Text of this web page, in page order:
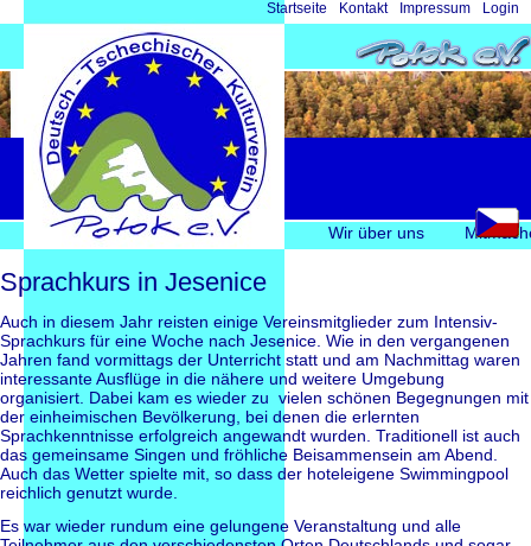
Navigation
überspringen
Wir über uns
Navigation
überspringen
Login
Impressum
Kontakt
Startseite
Sprachkurs in Jesenice
Auch in diesem Jahr reisten einige Vereinsmitglieder zum Intensiv-
Sprachkurs für eine Woche nach Jesenice. Wie in den vergangenen
Jahren fand vormittags der Unterricht statt und am Nachmittag waren
interessante Ausflüge in die nähere und weitere Umgebung
organisiert. Dabei kam es wieder zu vielen schönen Begegnungen mit
der einheimischen Bevölkerung, bei denen die erlernten
Sprachkenntnisse erfolgreich angewandt wurden. Traditionell ist auch
das gemeinsame Singen und fröhliche Beisammensein am Abend.
Auch das Wetter spielte mit, so dass der hoteleigene Swimmingpool
reichlich genutzt wurde.
Es war wieder rundum eine gelungene Veranstaltung und alle